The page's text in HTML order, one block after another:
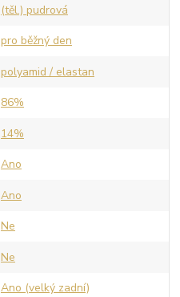
(těl.) pudrová
pro běžný den
polyamid / elastan
86%
14%
Ano
Ano
Ne
Ne
Ano (velký zadní)